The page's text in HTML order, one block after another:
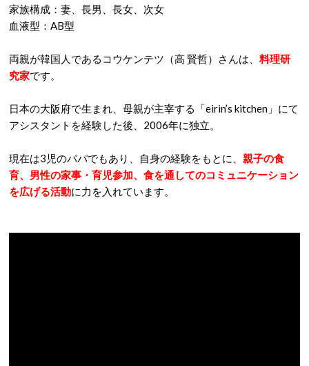
家族構成：妻、長男、長女、次女
血液型：AB型
両親が韓国人であるコウケンテツ（高 賢哲）さんは、 料理研
究家です。
日本の大阪府で生まれ、母親が主宰する「eirin’s kitchen」にて
アシスタントを経験した後、2006年に独立。
現在は3児のパパでもあり、自身の経験をもとに、 親子の食
育、男性の家事・育児参加、食を通してのコミュニケーション
を広げる活動に力を入れています。